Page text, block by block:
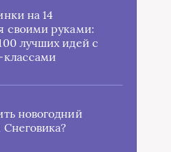
на 14
своими руками:
лучших идей с
новогодний